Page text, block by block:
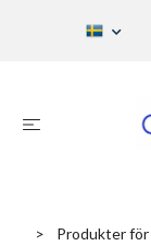
Produkter